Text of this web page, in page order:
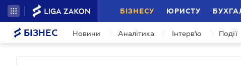
БІЗНЕСУ ЮРИСТУ
БІЗНЕС Новини Аналітика Інтерв'ю Події